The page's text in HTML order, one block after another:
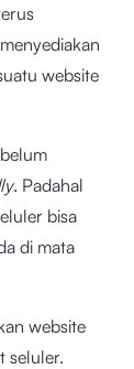
website
. Padahal
bisa
di mata
website
seluler.